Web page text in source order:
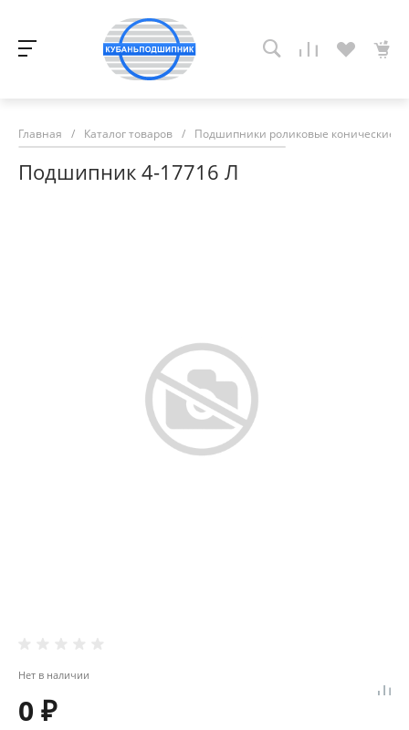
Главная / Каталог товаров / Подшипники роликовые конические
Подшипник 4-17716 Л
Нет в наличии
0 ₽